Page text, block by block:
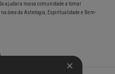
ajudar a nossa comunidade a tomar
área da Astrologia, Espiritualidade e Bem-